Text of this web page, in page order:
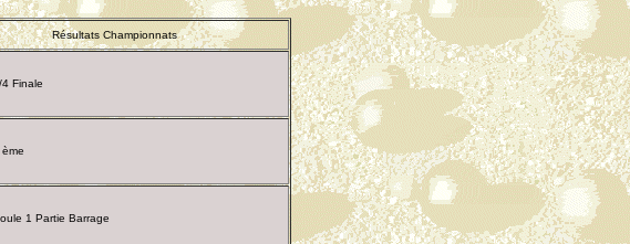
Résultats Championnats
Finale
1 Partie Barrage